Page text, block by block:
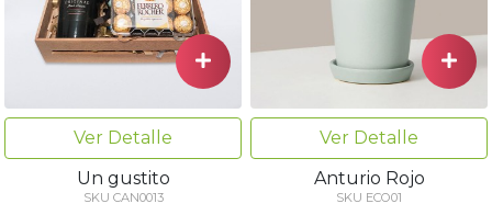
Ver Detalle
Un gustito
SKU CAN0013
Ver Detalle
Anturio Rojo
SKU ECO01